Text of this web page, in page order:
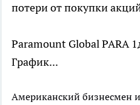
потери от покупки
Paramount GlobalPARA
График...
Американский бизнесмен